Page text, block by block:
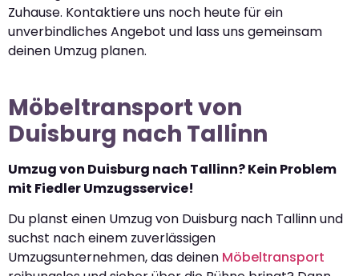
Zuhause. Kontaktiere uns noch heute für ein
unverbindliches Angebot und lass uns gemeinsam
deinen Umzug planen.
Möbeltransport von
Duisburg nach Tallinn
Umzug von Duisburg nach Tallinn? Kein Problem
mit Fiedler Umzugsservice!
Du planst einen Umzug von Duisburg nach Tallinn und
suchst nach einem zuverlässigen
Umzugsunternehmen, das deinen Möbeltransport